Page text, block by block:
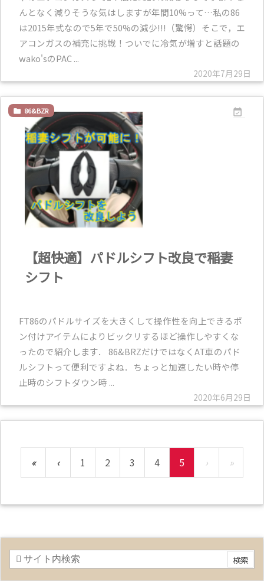
2020年7月29日
んとなく減りそうな気はしますが年間10%って…私の86
は2015年式なので5年で50%の減少!!!（驚愕）そこで，エ
アコンガスの補充に挑戦！ついでに冷気が増すと話題の
wako'sのPAC ...

2020年6月29日
 86&BZR
【超快適】パドルシフト改良で稲妻
シフト
FT86のパドルサイズを大きくして操作性を向上できるポ
ン付けアイテムによりビックリするほど操作しやすくな
ったので紹介します． 86&BRZだけではなくAT車のパド
ルシフトって便利ですよね．ちょっと加速したい時や停
止時のシフトダウン時 ...
« ‹ 1 2 3 4 5 › »